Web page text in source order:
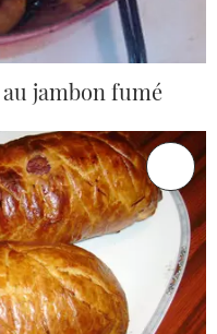
jambon fumé